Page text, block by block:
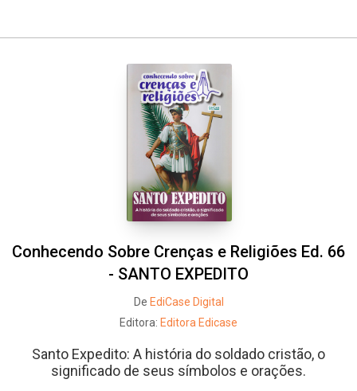
Conhecendo Sobre Crenças e Religiões Ed. 66
- SANTO EXPEDITO
De EdiCase Digital
Editora: Editora Edicase
Santo Expedito: A história do soldado cristão, o
significado de seus símbolos e orações.